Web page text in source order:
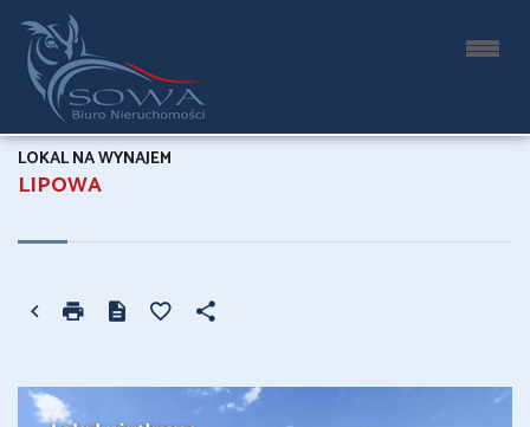
LIPOWA
LOKAL NA WYNAJEM